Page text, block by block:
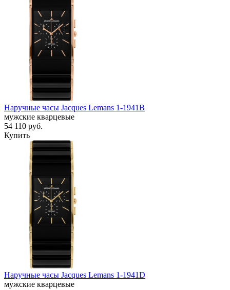
Наручные часы Jacques Lemans 1-1941B
мужские кварцевые
54 110 руб.
Купить
Наручные часы Jacques Lemans 1-1941D
мужские кварцевые